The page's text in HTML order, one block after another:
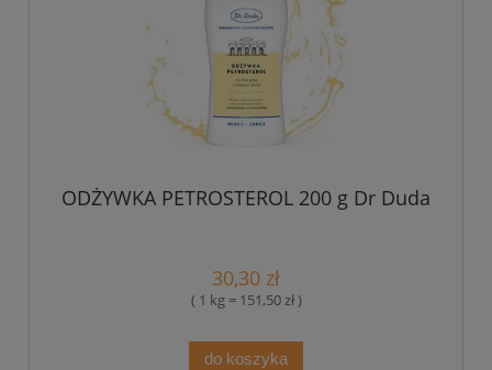
ODŻYWKA PETROSTEROL 200 g Dr Duda
30,30 zł
( 1 kg = 151,50 zł )
do koszyka